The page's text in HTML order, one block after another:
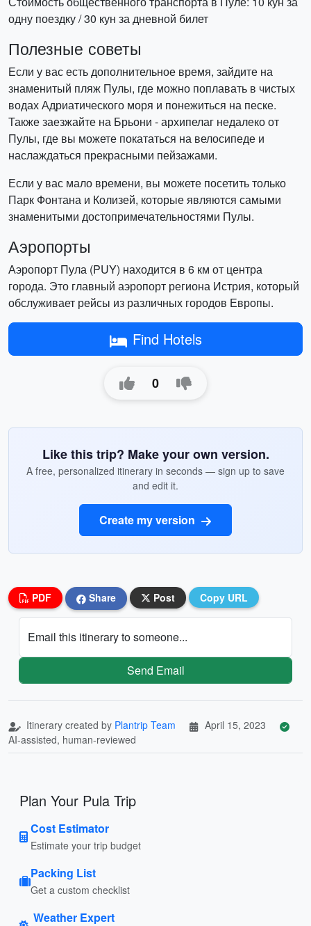
одну поездку / 30 кун за дневной билет
Полезные советы
Если у вас есть дополнительное время, зайдите на
знаменитый пляж Пулы, где можно поплавать в чистых
водах Адриатического моря и понежиться на песке.
Также заезжайте на Брьони - архипелаг недалеко от
Пулы, где вы можете покататься на велосипеде и
наслаждаться прекрасными пейзажами.
Если у вас мало времени, вы можете посетить только
Парк Фонтана и Колизей, которые являются самыми
знаменитыми достопримечательностями Пулы.
Аэропорты
Аэропорт Пула (PUY) находится в 6 км от центра
города. Это главный аэропорт региона Истрия, который
обслуживает рейсы из различных городов Европы.
Find Hotels
0
Like this trip? Make your own version.
A free, personalized itinerary in seconds — sign up to save
and edit it.
Create my version
PDF Share Post Copy URL
Email this itinerary to someone...
Send Email
Itinerary created by Plantrip Team
April 15, 2023
AI-assisted, human-reviewed
Plan Your Pula Trip
Cost Estimator
Estimate your trip budget
Packing List
Get a custom checklist
Weather Expert